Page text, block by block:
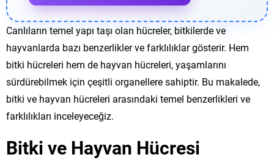
Canlıların temel yapı taşı olan hücreler, bitkilerde ve
hayvanlarda bazı benzerlikler ve farklılıklar gösterir. Hem
bitki hücreleri hem de hayvan hücreleri, yaşamlarını
sürdürebilmek için çeşitli organellere sahiptir. Bu makalede,
bitki ve hayvan hücreleri arasındaki temel benzerlikleri ve
farklılıkları inceleyeceğiz.
Bitki ve Hayvan Hücresi